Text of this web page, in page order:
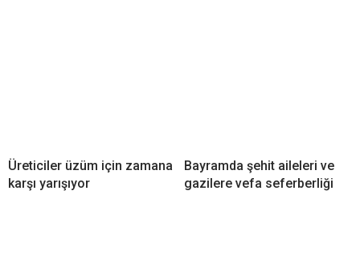
Üreticiler üzüm için zamana
karşı yarışıyor
Bayramda şehit aileleri ve
gazilere vefa seferberliği